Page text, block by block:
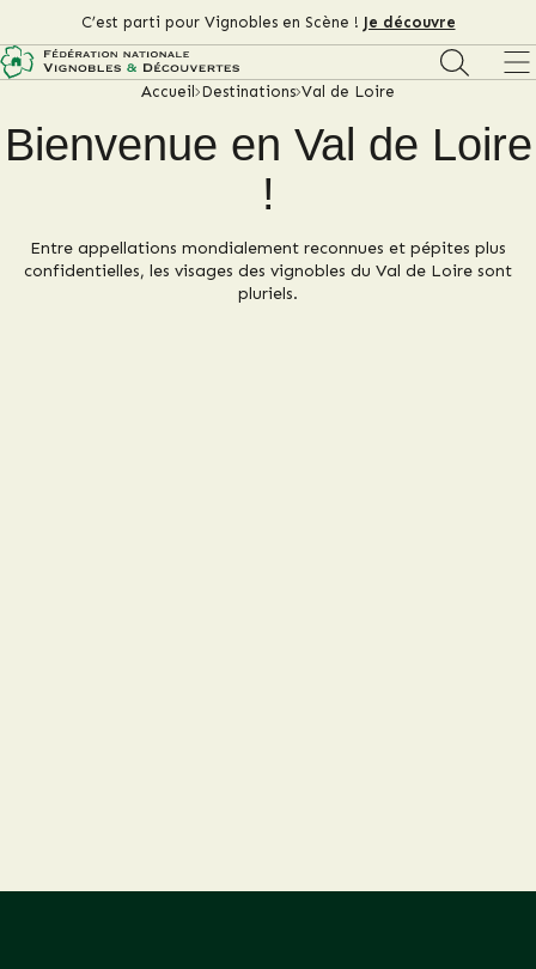
C’est parti pour Vignobles en Scène ! Je découvre
Accueil Destinations Val de Loire
Bienvenue en Val de Loire
!
Entre appellations mondialement reconnues et pépites plus
confidentielles, les visages des vignobles du Val de Loire sont
pluriels.